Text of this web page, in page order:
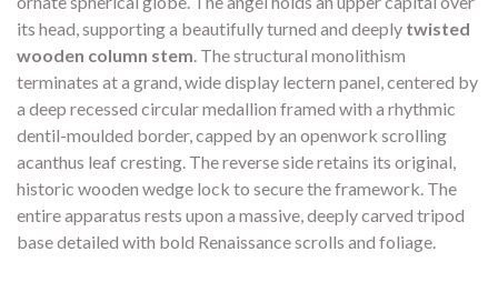
its head, supporting a beautifully turned and deeply twisted
wooden column stem. The structural monolithism
terminates at a grand, wide display lectern panel, centered by
a deep recessed circular medallion framed with a rhythmic
dentil-moulded border, capped by an openwork scrolling
acanthus leaf cresting. The reverse side retains its original,
historic wooden wedge lock to secure the framework. The
entire apparatus rests upon a massive, deeply carved tripod
base detailed with bold Renaissance scrolls and foliage.